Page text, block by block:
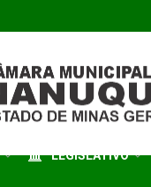
LEGISLATIVO